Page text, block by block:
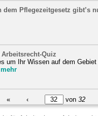
dem Pflegezeitgesetz gibt’s
Arbeitsrecht-Quiz
um Ihr Wissen auf dem
mehr
« ‹ von32